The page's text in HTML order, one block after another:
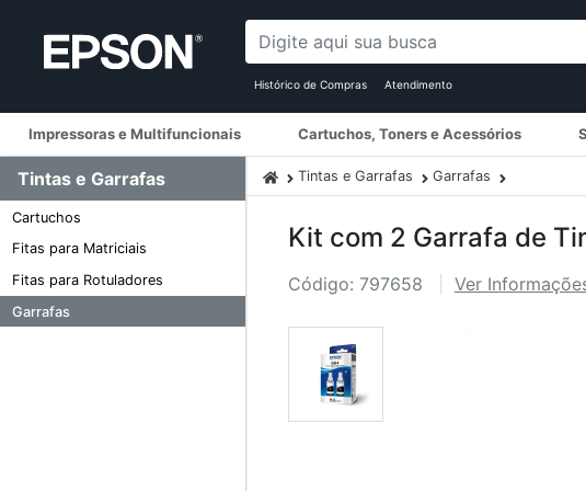
Histórico de Compras Atendimento
Impressoras e Multifuncionais Cartuchos, Toners e Acessórios
Tintas e Garrafas
Cartuchos
Fitas para Matriciais
Fitas para Rotuladores
Garrafas
Tintas e Garrafas Garrafas
Kit com 2 Garrafa de
Código: 797658 Ver